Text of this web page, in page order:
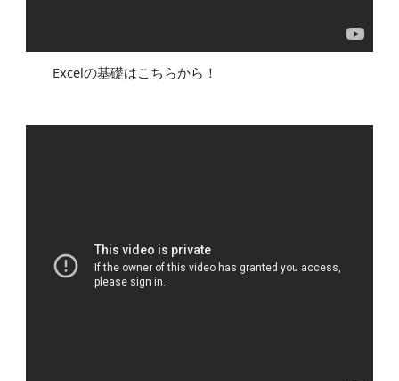
Excelの基礎はこちらから！